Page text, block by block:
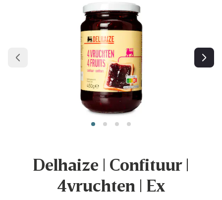
Delhaize | Confituur |
4vruchten | Ex